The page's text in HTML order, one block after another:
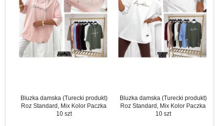
Bluzka damska (Turecki produkt)
Roz Standard, Mix Kolor Paczka
10 szt
Bluzka damska (Turecki produkt)
Roz Standard, Mix Kolor Paczka
10 szt